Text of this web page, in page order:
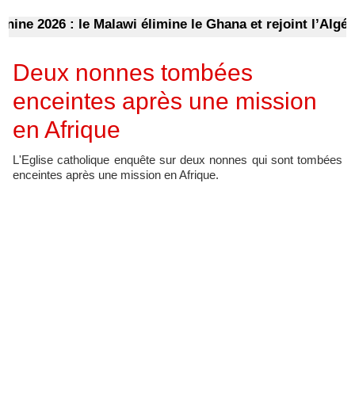
2026 : le Malawi élimine le Ghana et rejoint l’Algérie
Deux nonnes tombées
enceintes après une mission
en Afrique
​L'Eglise catholique enquête sur deux nonnes qui sont tombées
enceintes après une mission en Afrique.